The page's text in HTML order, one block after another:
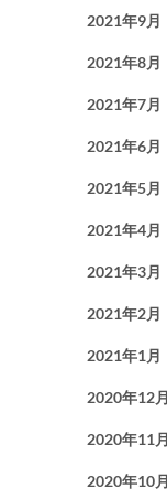
2021年9月
2021年8月
2021年7月
2021年6月
2021年5月
2021年4月
2021年3月
2021年2月
2021年1月
2020年12月
2020年11月
2020年10月